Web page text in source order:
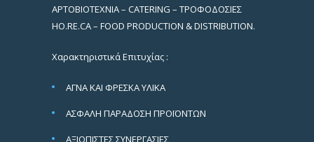
ΑΡΤΟΒΙΟΤΕΧΝΙΑ – CATERING – ΤΡΟΦΟΔΟΣΙΕΣ
HO.RE.CA – FOOD PRODUCTION & DISTRIBUTION.
Χαρακτηριστικά Επιτυχίας :
ΑΓΝΑ ΚΑΙ ΦΡΕΣΚΑ ΥΛΙΚΑ
ΑΣΦΑΛΗ ΠΑΡΑΔΟΣΗ ΠΡΟΪΟΝΤΩΝ